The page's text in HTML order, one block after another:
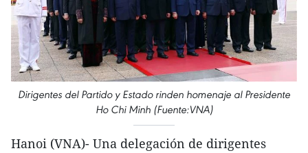
Dirigentes del Partido y Estado rinden homenaje al Presidente
Ho Chi Minh (Fuente:VNA)
Hanoi (VNA)- Una delegación de dirigentes